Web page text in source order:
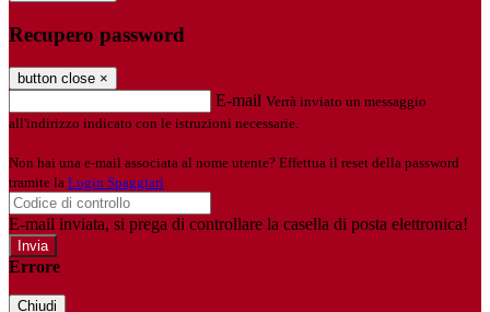
Recupero password
button close ×
E-mail Verrà inviato un messaggio
all'indirizzo indicato con le istruzioni necessarie.
Non hai una e-mail associata al nome utente? Effettua il reset della password
tramite la Login Spaggiari
E-mail inviata, si prega di controllare la casella di posta elettronica!
Errore
Chiudi